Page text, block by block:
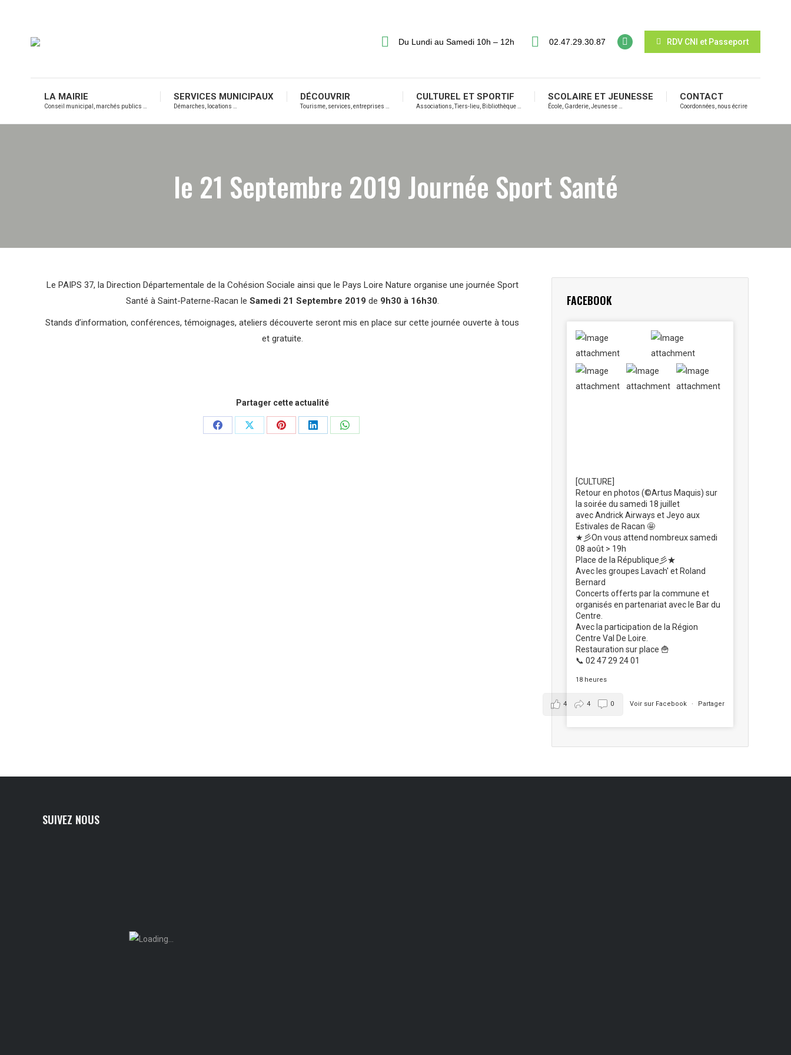
Du Lundi au Samedi 10h – 12h 02.47.29.30.87 RDV CNI et Passeport
LA MAIRIE
Conseil municipal, marchés publics …
SERVICES MUNICIPAUX
Démarches, locations …
DÉCOUVRIR
Tourisme, services, entreprises …
CULTUREL ET SPORTIF
Associations, Tiers-lieu, Bibliothèque …
SCOLAIRE ET JEUNESSE
École, Garderie, Jeunesse …
CONTACT
Coordonnées, nous écrire
le 21 Septembre 2019 Journée Sport Santé
Le PAIPS 37, la Direction Départementale de la Cohésion Sociale ainsi que le Pays Loire Nature organise une journée Sport
Santé à Saint-Paterne-Racan le Samedi 21 Septembre 2019 de 9h30 à 16h30.
Stands d’information, conférences, témoignages, ateliers découverte seront mis en place sur cette journée ouverte à tous
et gratuite.
Partager cette actualité
PartagerPartagerPartagerPartagerPartager
FACEBOOK
[CULTURE]
Retour en photos (©Artus Maquis) sur
la soirée du samedi 18 juillet
avec Andrick Airways et Jeyo aux
Estivales de Racan 🤩
★彡On vous attend nombreux samedi
08 août > 19h
Place de la République彡★
Avec les groupes Lavach' et Roland
Bernard
Concerts offerts par la commune et
organisés en partenariat avec le Bar du
Centre.
Avec la participation de la Région
Centre Val De Loire.
Restauration sur place 🍟
📞 02 47 29 24 01
18 heures
Voir sur Facebook · Partager
4 4 0
SUIVEZ NOUS